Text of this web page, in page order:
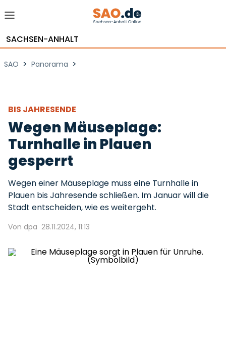
SACHSEN-ANHALT
SAO > Panorama >
BIS JAHRESENDE
Wegen Mäuseplage:
Turnhalle in Plauen
gesperrt
Wegen einer Mäuseplage muss eine Turnhalle in
Plauen bis Jahresende schließen. Im Januar will die
Stadt entscheiden, wie es weitergeht.
Von dpa 28.11.2024, 11:13